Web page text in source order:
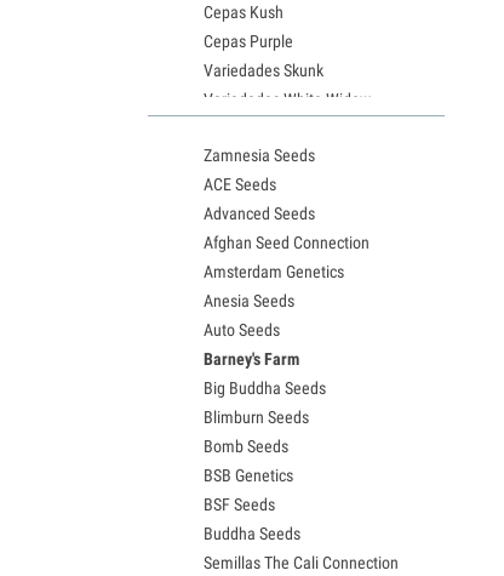
Cepas Kush
Cepas Purple
Variedades Skunk
Variedades White Widow
Semillas de Granddaddy Purple
Semillas de OG Kush
Semillas de Blue Dream
Semillas de Lemon Haze
Semillas de Bruce Banner
Semillas de Gelato
Semillas de Sour Diesel
Semillas de Jack Herer
Semillas de Girl Scout Cookies
Semillas de Wedding Cake
Semillas de Zkittlez
Semillas de Pineapple Express
Semillas de Chemdawg
Semillas de Hindu Kush
Semillas de Mimosa
Zamnesia Seeds
ACE Seeds
Advanced Seeds
Afghan Seed Connection
Amsterdam Genetics
Anesia Seeds
Auto Seeds
Barney's Farm
Big Buddha Seeds
Blimburn Seeds
Bomb Seeds
BSB Genetics
BSF Seeds
Buddha Seeds
Semillas The Cali Connection